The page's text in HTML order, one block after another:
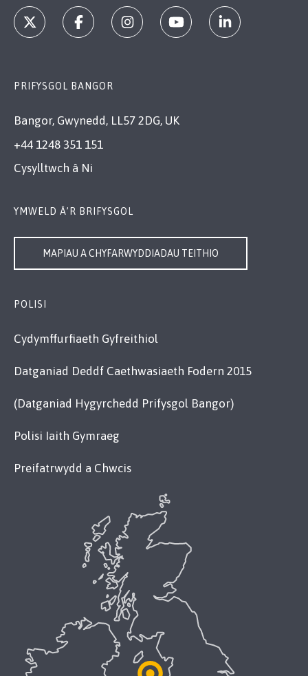
PRIFYSGOL BANGOR
Bangor, Gwynedd, LL57 2DG, UK
+44 1248 351 151
Cysylltwch â Ni
YMWELD Â’R BRIFYSGOL
MAPIAU A CHYFARWYDDIADAU TEITHIO
POLISI
Cydymffurfiaeth Gyfreithiol
Datganiad Deddf Caethwasiaeth Fodern 2015
(Datganiad Hygyrchedd Prifysgol Bangor)
Polisi Iaith Gymraeg
Preifatrwydd a Chwcis